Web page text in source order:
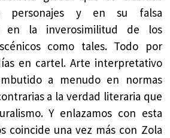
personajes y en su falsa
en la inverosimilitud de los
como tales. Todo por
en cartel. Arte interpretativo
a menudo en normas
a la verdad literaria que
Y enlazamos con esta
coincide una vez más con Zola